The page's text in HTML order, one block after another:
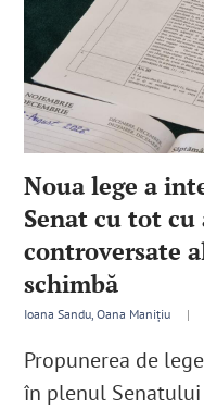
Noua lege a
Senat cu tot
controversate
schimbă
Ioana Sandu, Oana Manițiu|
Propunerea de
în plenul